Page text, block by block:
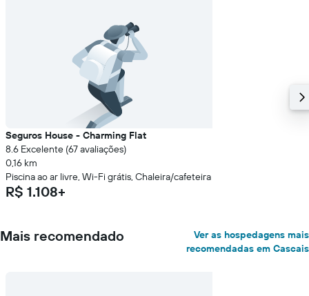
Seguros House - Charming Flat
8.6 Excelente (67 avaliações)
0,16 km
Piscina ao ar livre, Wi-Fi grátis, Chaleira/cafeteira
R$ 1.108+
Mais recomendado
Ver as hospedagens mais
recomendadas em Cascais